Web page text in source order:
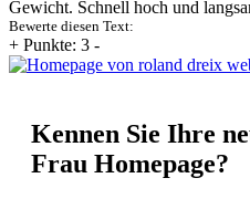
Gewicht. Schnell hoch und
Bewerte diesen Text:
+ Punkte: 3 -
Kennen Sie Ihre
Frau Homepage?